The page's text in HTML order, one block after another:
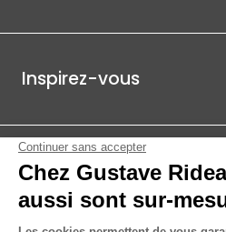
Inspirez-vous
Je suis déjà client